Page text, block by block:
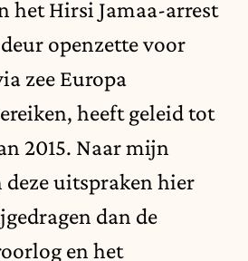
hetHirsi Jamaa-arrest
openzette voor
zee Europa
heeft geleid tot
2015. Naar mijn
uitspraken hier
dan de
en het